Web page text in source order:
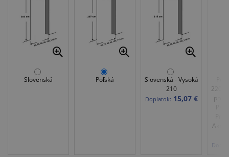
Slovenská Poľská
Slovenská - Vysoká
210
Doplatok: 15,07 €
220 -
pre